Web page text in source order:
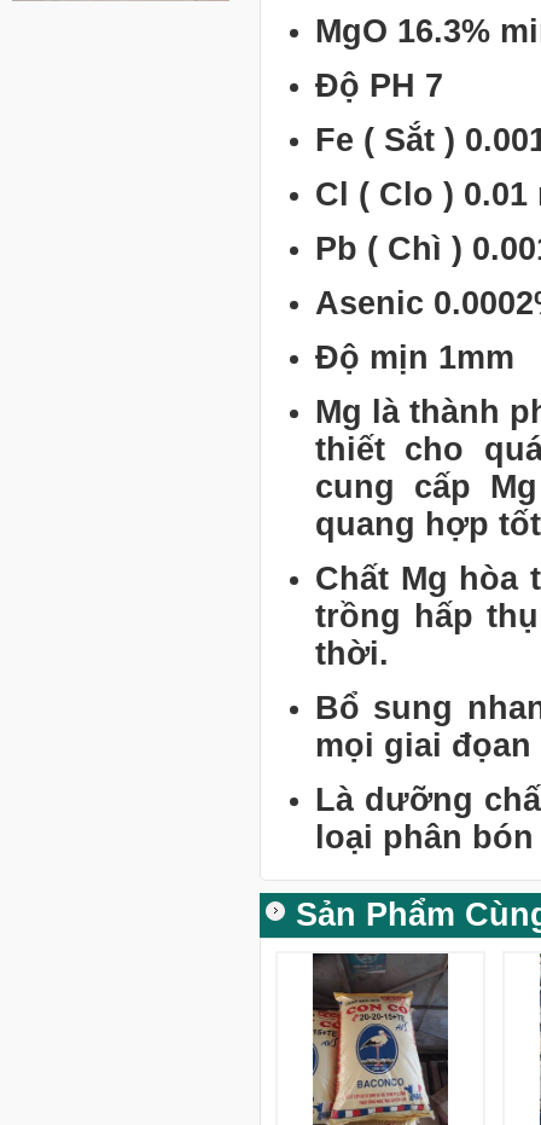
MgO 16.3%
Độ PH 7
Fe ( Sắt )
Cl ( Clo )
Pb ( Chì )
Asenic
Độ mịn 1mm
Mg là thành
thiết cho
cung cấp
quang hợp
Chất Mg hòa
trồng hấp
thời.
Bổ sung
mọi giai
Là dưỡng
loại phân
Sản Phẩm